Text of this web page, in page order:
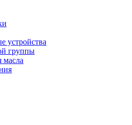
устройства
группы